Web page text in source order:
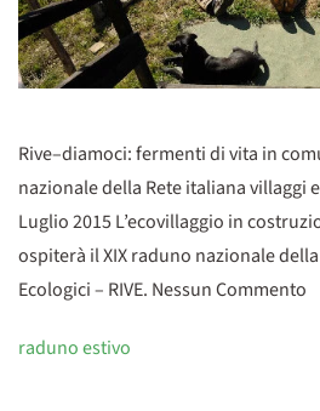
Rive–diamoci: fermenti di vita in
nazionale della Rete italiana villaggi
Luglio 2015 L’ecovillaggio in
ospiterà il XIX raduno nazionale
Ecologici – RIVE. Nessun Commento
raduno estivo